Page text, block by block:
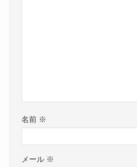
名前 ※
メール ※